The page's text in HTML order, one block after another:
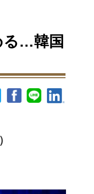
る…韓国